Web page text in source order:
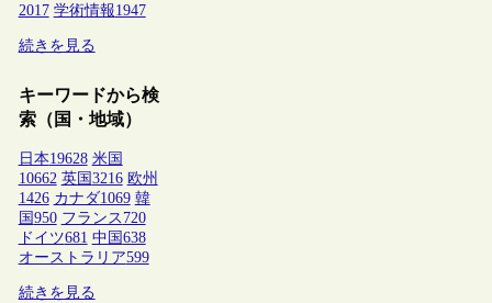
2017 学術情報1947
続きを見る
キーワードから検
索（国・地域）
日本19628 米国
10662 英国 3216 欧州
1426 カナダ1069 韓
国 950 フランス 720
ドイツ681 中国 638
オーストラリア599
続きを見る